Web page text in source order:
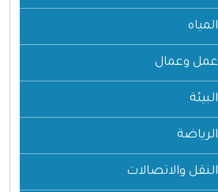
المياه
عمل وعمال
البيئة
الرياضة
النقل والاتصالات